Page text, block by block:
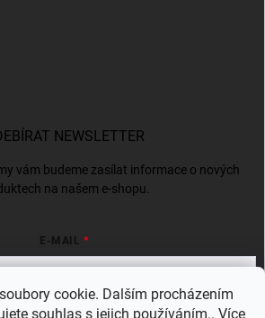
cookie. Dalším procházením
souhlas s jejich používáním.. Více
NEWSLETTER
vám budeme zasílat informace o nových
na našem e-shopu.
E-MAIL